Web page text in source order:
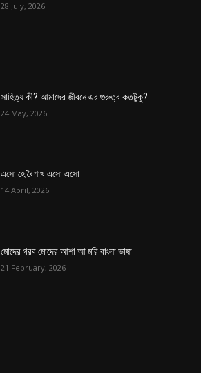
28 July, 2026
সাহিত্য কী? আমাদের জীবনে এর গুরুত্ব কতটুকু?
24 May, 2026
এসো হে বৈশাখ এসো এসো
14 April, 2026
মোদের গরব মোদের আশা আ মরি বাংলা ভাষা
21 February, 2026